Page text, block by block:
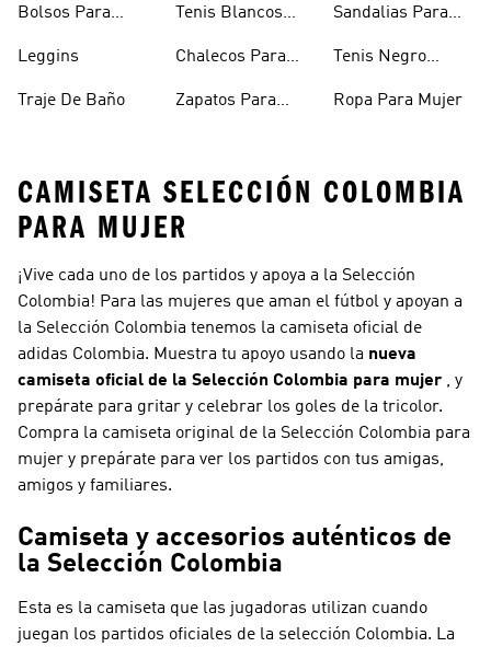
Bolsos Para
Leggins
Traje De Baño
Tenis Blancos
Chalecos Para
Zapatos Para
Sandalias Para
Tenis Negro
Ropa Para Mujer
CAMISETA SELECCIÓN COLOMBIA
PARA MUJER
¡Vive cada uno de los partidos y apoya a la Selección
Colombia! Para las mujeres que aman el fútbol y apoyan a
la Selección Colombia tenemos la camiseta oficial de
adidas Colombia. Muestra tu apoyo usando la nueva
camiseta oficial de la Selección Colombia para mujer , y
prepárate para gritar y celebrar los goles de la tricolor.
Compra la camiseta original de la Selección Colombia para
mujer y prepárate para ver los partidos con tus amigas,
amigos y familiares.
Camiseta y accesorios auténticos de
la Selección Colombia
Esta es la camiseta que las jugadoras utilizan cuando
juegan los partidos oficiales de la selección Colombia. La